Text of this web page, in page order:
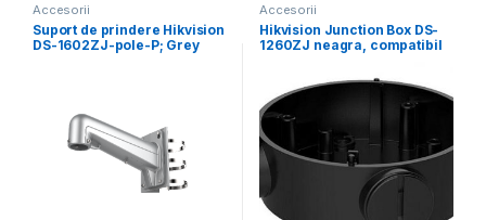
Accesorii
Suport de prindere Hikvision
DS-1602ZJ-pole-P; Grey
Accesorii
Hikvision Junction Box DS-
1260ZJ neagra, compatibil